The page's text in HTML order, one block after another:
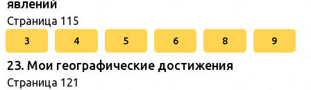
явлений
Страница 115
3 4 5 6 8 9
23. Мои географические достижения
Страница 121